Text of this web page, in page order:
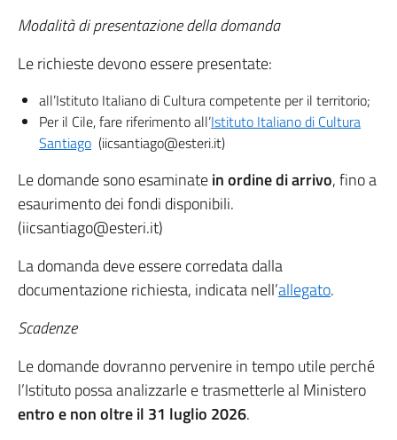
Modalità di presentazione della domanda
Le richieste devono essere presentate:
all’Istituto Italiano di Cultura competente per il territorio;
Per il Cile, fare riferimento all’Istituto Italiano di Cultura
Santiago (iicsantiago@esteri.it)
Le domande sono esaminatein ordine di arrivo, fino a
esaurimento dei fondi disponibili.
(iicsantiago@esteri.it)
La domanda deve essere corredata dalla
documentazione richiesta, indicata nell’allegato.
Scadenze
Le domande dovranno pervenire in tempo utile perché
l’Istituto possa analizzarle e trasmetterle al Ministero
entro e non oltre il 31 luglio 2026.